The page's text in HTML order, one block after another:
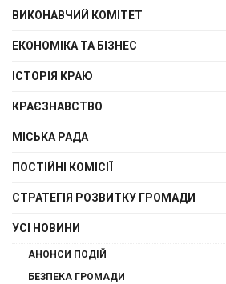
ВИКОНАВЧИЙ КОМІТЕТ
ЕКОНОМІКА ТА БІЗНЕС
ІСТОРІЯ КРАЮ
КРАЄЗНАВСТВО
МІСЬКА РАДА
ПОСТІЙНІ КОМІСІЇ
СТРАТЕГІЯ РОЗВИТКУ ГРОМАДИ
УСІ НОВИНИ
АНОНСИ ПОДІЙ
БЕЗПЕКА ГРОМАДИ